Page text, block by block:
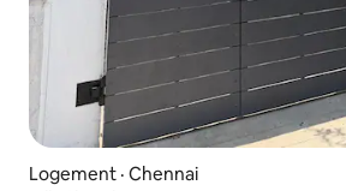
Logement · Chennai